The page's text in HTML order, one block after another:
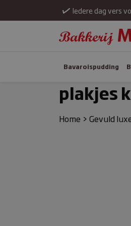
Iedere dag vers
Bavaroispudding
plakjes
Home > Gevuld